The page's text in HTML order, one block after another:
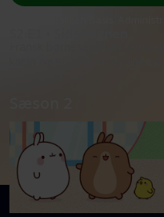
*Kræver pakken Basis.